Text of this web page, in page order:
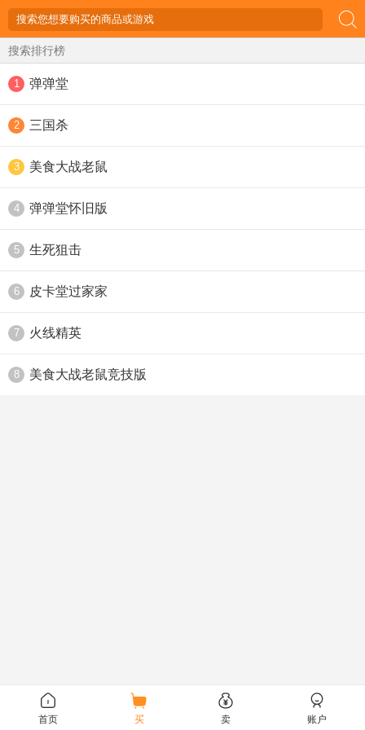
搜索排行榜
1 弹弹堂
2 三国杀
3 美食大战老鼠
4 弹弹堂怀旧版
5 生死狙击
6 皮卡堂过家家
7 火线精英
8 美食大战老鼠竞技版
首页 买 卖 账户